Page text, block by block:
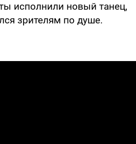
исполнили новый танец,
зрителям по душе.